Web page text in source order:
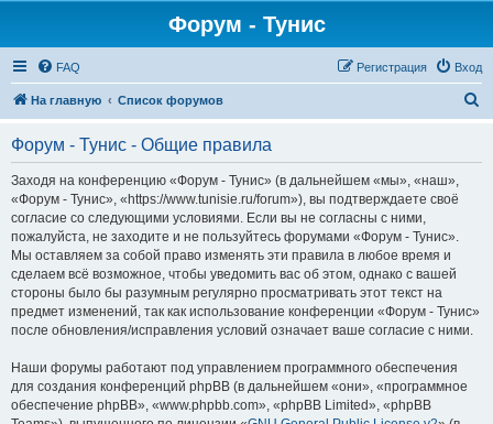
Форум - Тунис
FAQ Вход
Регистрация
На главную Список форумов
Форум - Тунис - Общие правила
Заходя на конференцию «Форум - Тунис» (в дальнейшем «мы», «наш»,
«Форум - Тунис», «https://www.tunisie.ru/forum»), вы подтверждаете своё
согласие со следующими условиями. Если вы не согласны с ними,
пожалуйста, не заходите и не пользуйтесь форумами «Форум - Тунис».
Мы оставляем за собой право изменять эти правила в любое время и
сделаем всё возможное, чтобы уведомить вас об этом, однако с вашей
стороны было бы разумным регулярно просматривать этот текст на
предмет изменений, так как использование конференции «Форум - Тунис»
после обновления/исправления условий означает ваше согласие с ними.
Наши форумы работают под управлением программного обеспечения
для создания конференций phpBB (в дальнейшем «они», «программное
обеспечение phpBB», «www.phpbb.com», «phpBB Limited», «phpBB